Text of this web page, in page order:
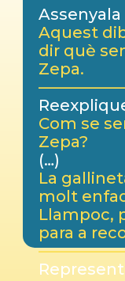
Assenyala
Aquest
dir què
Zepa.
Com se
Zepa?
(…)
La
molt
Llampoc,
para a